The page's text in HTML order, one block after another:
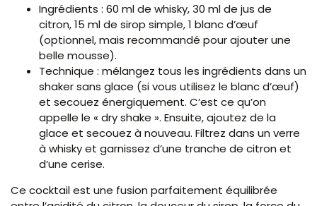
Ingrédients : 60 ml de whisky, 30 ml de jus de
citron, 15 ml de sirop simple, 1 blanc d’œuf
(optionnel, mais recommandé pour ajouter une
belle mousse).
Technique : mélangez tous les ingrédients dans un
shaker sans glace (si vous utilisez le blanc d’œuf)
et secouez énergiquement. C’est ce qu’on
appelle le « dry shake ». Ensuite, ajoutez de la
glace et secouez à nouveau. Filtrez dans un verre
à whisky et garnissez d’une tranche de citron et
d’une cerise.
Ce cocktail est une fusion parfaitement équilibrée